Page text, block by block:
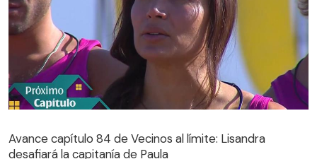
desafiará la capitanía de Paula
Avance capítulo 84 de Vecinos al límite: Lisandra
desafiará la capitanía de Paula